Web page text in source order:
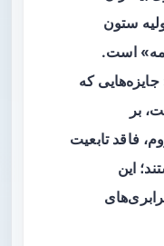
ستون
است.
جایزه‌هایی که
بر
فاقد تابعیت
این